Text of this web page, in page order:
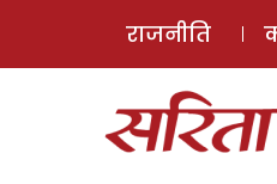
राजनीति